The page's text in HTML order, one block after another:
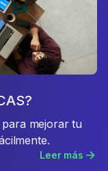
mejorar tu
Leer más